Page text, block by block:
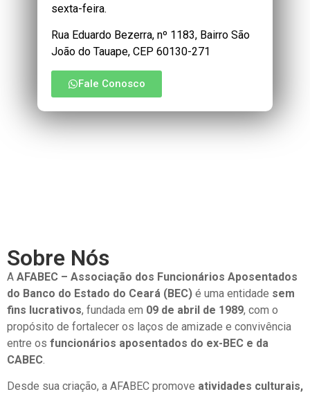
sexta-feira.
Rua Eduardo Bezerra, nº 1183, Bairro São
João do Tauape, CEP 60130-271
Fale Conosco
Sobre Nós
A AFABEC – Associação dos Funcionários Aposentados
do Banco do Estado do Ceará (BEC) é uma entidade sem
fins lucrativos, fundada em 09 de abril de 1989, com o
propósito de fortalecer os laços de amizade e convivência
entre os funcionários aposentados do ex-BEC e da
CABEC.
Desde sua criação, a AFABEC promove atividades culturais,